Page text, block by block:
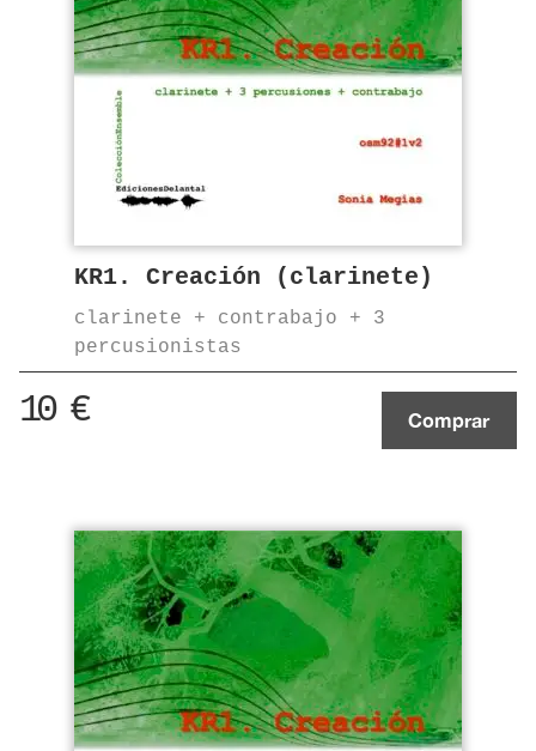
KR1. Creación (clarinete)
clarinete + contrabajo + 3
percusionistas
10 € Comprar